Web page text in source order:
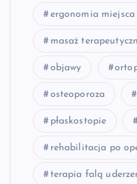
ergonomia miejsca
masaż
objawy
osteoporoza
płaskostopie
rehabilitacja po
terapia falą